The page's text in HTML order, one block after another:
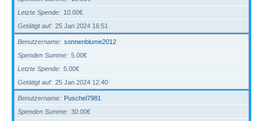
Letzte Spende
10.00€
Getätigt auf
25 Jan 2024 16:51
Benutzername
sonnenblume2012
Spenden Summe
5.00€
Letzte Spende
5.00€
Getätigt auf
25 Jan 2024 12:40
Benutzername
Puschel7981
Spenden Summe
30.00€